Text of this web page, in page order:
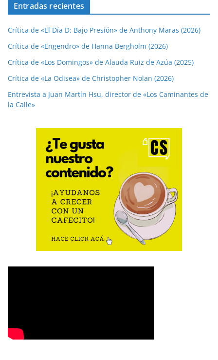
Entradas recientes
Crítica de «El Día D: Bajo Presión» de Anthony Maras (2026)
Crítica de «Engendro» de Hanna Bergholm (2026)
Crítica de «Los Domingos» de Alauda Ruiz de Azúa (2025)
Crítica de «La Odisea» de Christopher Nolan (2026)
Entrevista a Juan Martín Hsu, director de «Los Caminantes de
la Calle»